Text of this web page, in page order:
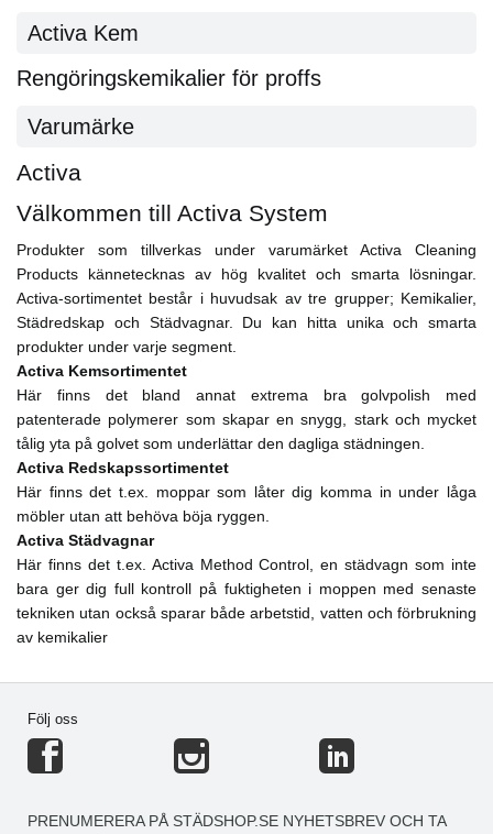
Activa Kem
Rengöringskemikalier för proffs
Varumärke
Activa
Välkommen till Activa System
Produkter som tillverkas under varumärket Activa Cleaning
Products kännetecknas av hög kvalitet och smarta lösningar.
Activa-sortimentet består i huvudsak av tre grupper; Kemikalier,
Städredskap och Städvagnar. Du kan hitta unika och smarta
produkter under varje segment.
Activa Kemsortimentet
Här finns det bland annat extrema bra golvpolish med
patenterade polymerer som skapar en snygg, stark och mycket
tålig yta på golvet som underlättar den dagliga städningen.
Activa Redskapssortimentet
Här finns det t.ex. moppar som låter dig komma in under låga
möbler utan att behöva böja ryggen.
Activa Städvagnar
Här finns det t.ex. Activa Method Control, en städvagn som inte
bara ger dig full kontroll på fuktigheten i moppen med senaste
tekniken utan också sparar både arbetstid, vatten och förbrukning
av kemikalier
Följ oss
PRENUMERERA PÅ STÄDSHOP.SE NYHETSBREV OCH TA